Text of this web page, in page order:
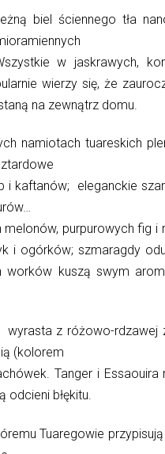
biel ściennego tła
w jaskrawych,
wierzy się, że
na zewnątrz domu.
namiotach tuareskich
kaftanów; eleganckie
purpurowych fig
i ogórków; szmaragdy
worków kuszą swym
z różowo-rdzawej
(kolorem
Tanger i
odcieni błękitu.
Tuaregowie